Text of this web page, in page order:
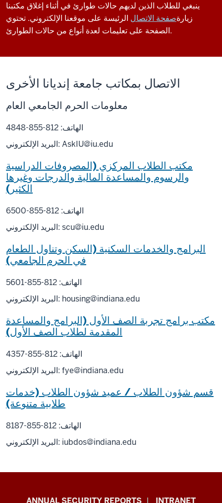
ينبغي للطلاب الذين لديهم حالات طوارئ في أثناء إغلاق مكتبنا
زيارةصفحة الاتصال الرئيسة على موقعنا الإلكتروني. تحتوي
الصفحة على تعليمات لعدة أنواع من حالات الطوارئ.
الاتصال بمكاتب جامعة إنديانا الأخرى
معلومات الحرم الجامعي العام
الهاتف: 812-855-4848
البريد الإلكتروني: AskIU@iu.edu
مكتب الطلاب المركزي (المصروفات الدراسية
والرسوم والمساعدة المالية والدرجات وغيرها
الكثير)
الهاتف: 812-855-6500
البريد الإلكتروني: scu@iu.edu
البرامج والخدمات السكنية (السكن وتناول الطعام
في الحرم الجامعي)
الهاتف: 812-855-5601
البريد الإلكتروني: housing@indiana.edu
مكتب برامج تجربة الصف الأول (البرامج والمساعدة
المقدمة لطلاب الصف الأول)
الهاتف: 812-855-4357
البريد الإلكتروني: fye@indiana.edu
قسم شؤون الطلاب / عميد شؤون الطلاب (خدمات
طلابية متنوعة)
الهاتف: 812-855-8187
البريد الإلكتروني: iubdos@indiana.edu
Office
ANNUAL SECURITY REPORTS INTRANET